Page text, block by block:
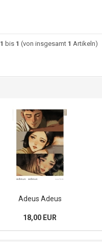
1 bis 1 (von insgesamt 1 Artikeln)
Adeus Adeus
18,00 EUR